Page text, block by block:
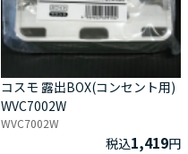
コスモ 露出BOX(コンセント用)
WVC7002W
WVC7002W
税込1,419円